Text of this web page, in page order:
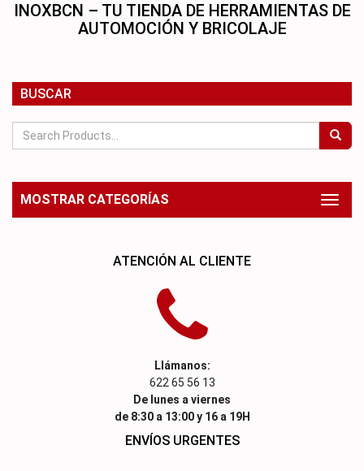
INOXBCN – TU TIENDA DE HERRAMIENTAS DE
AUTOMOCIÓN Y BRICOLAJE
BUSCAR
MOSTRAR CATEGORÍAS
Toggle
ATENCIÓN AL CLIENTE
Llámanos:
622 65 56 13
De lunes a viernes
de 8:30 a 13:00 y 16 a 19H
ENVÍOS URGENTES